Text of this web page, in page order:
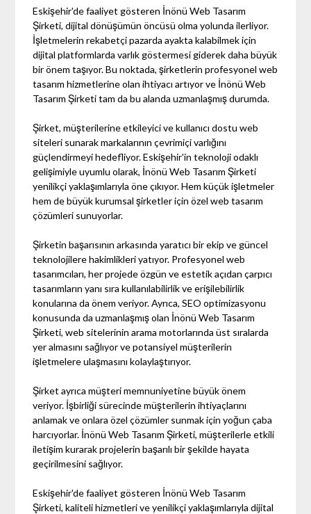
Eskişehir'de faaliyet gösteren İnönü Web Tasarım
Şirketi, dijital dönüşümün öncüsü olma yolunda ilerliyor.
İşletmelerin rekabetçi pazarda ayakta kalabilmek için
dijital platformlarda varlık göstermesi giderek daha büyük
bir önem taşıyor. Bu noktada, şirketlerin profesyonel web
tasarım hizmetlerine olan ihtiyacı artıyor ve İnönü Web
Tasarım Şirketi tam da bu alanda uzmanlaşmış durumda.
Şirket, müşterilerine etkileyici ve kullanıcı dostu web
siteleri sunarak markalarının çevrimiçi varlığını
güçlendirmeyi hedefliyor. Eskişehir'in teknoloji odaklı
gelişimiyle uyumlu olarak, İnönü Web Tasarım Şirketi
yenilikçi yaklaşımlarıyla öne çıkıyor. Hem küçük işletmeler
hem de büyük kurumsal şirketler için özel web tasarım
çözümleri sunuyorlar.
Şirketin başarısının arkasında yaratıcı bir ekip ve güncel
teknolojilere hakimlikleri yatıyor. Profesyonel web
tasarımcıları, her projede özgün ve estetik açıdan çarpıcı
tasarımların yanı sıra kullanılabilirlik ve erişilebilirlik
konularına da önem veriyor. Ayrıca, SEO optimizasyonu
konusunda da uzmanlaşmış olan İnönü Web Tasarım
Şirketi, web sitelerinin arama motorlarında üst sıralarda
yer almasını sağlıyor ve potansiyel müşterilerin
işletmelere ulaşmasını kolaylaştırıyor.
Şirket ayrıca müşteri memnuniyetine büyük önem
veriyor. İşbirliği sürecinde müşterilerin ihtiyaçlarını
anlamak ve onlara özel çözümler sunmak için yoğun çaba
harcıyorlar. İnönü Web Tasarım Şirketi, müşterilerle etkili
iletişim kurarak projelerin başarılı bir şekilde hayata
geçirilmesini sağlıyor.
Eskişehir'de faaliyet gösteren İnönü Web Tasarım
Şirketi, kaliteli hizmetleri ve yenilikçi yaklaşımlarıyla dijital